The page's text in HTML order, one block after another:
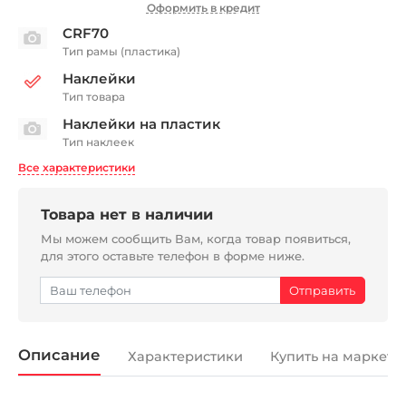
Оформить в кредит
CRF70
Тип рамы (пластика)
Наклейки
Тип товара
Наклейки на пластик
Тип наклеек
Все характеристики
Товара нет в наличии
Мы можем сообщить Вам, когда товар появиться,
для этого оставьте телефон в форме ниже.
Описание Характеристики Купить на